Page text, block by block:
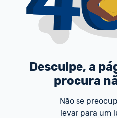
Desculpe, a
procura
Não se
levar para um